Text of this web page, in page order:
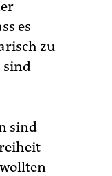
es
zu
sind
sind